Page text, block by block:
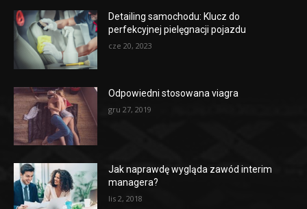
Detailing samochodu: Klucz do
perfekcyjnej pielęgnacji pojazdu
cze 20, 2023
Odpowiedni stosowana viagra
gru 27, 2019
Jak naprawdę wygląda zawód interim
managera?
lis 2, 2018